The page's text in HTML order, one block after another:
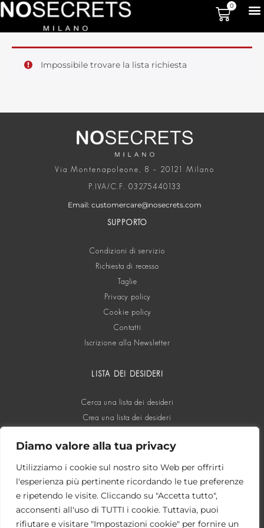
Diamo valore alla tua privacy
Utilizziamo i cookie sul nostro sito Web per offrirti
l'esperienza più pertinente ricordando le tue preferenze
e ripetendo le visite. Cliccando su "Accetta tutto",
acconsenti all'uso di TUTTI i cookie. Tuttavia, puoi
rifiutare e visitare "Impostazioni cookie" per fornire un
0
Impossibile trovare la lista richiesta
Via Montenapoleone, 8 – 20121 Milano
P.IVA/C.F. 03275440133
Email: customercare@nosecrets.com
SUPPORTO
Condizioni di servizio
Richiesta di recesso
Taglie
Privacy policy
Cookie policy
Contatti
Iscrizione alla Newsletter
LISTA DEI DESIDERI
Cerca una lista dei desideri
Crea una lista dei desideri
SOCIAL